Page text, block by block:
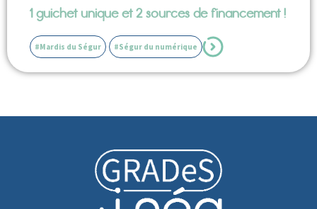
1 guichet unique et 2 sources de financement !
#Mardis du Ségur #Ségur du numérique